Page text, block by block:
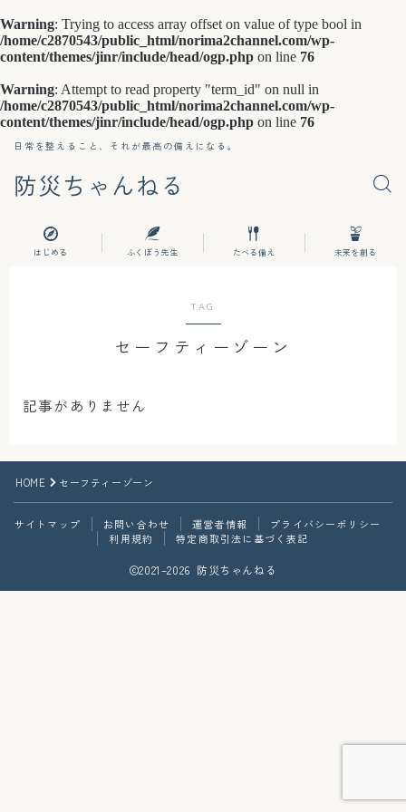
Warning: Trying to access array offset on value of type bool in
/home/c2870543/public_html/norima2channel.com/wp-
content/themes/jinr/include/head/ogp.php on line 76
Warning: Attempt to read property "term_id" on null in
/home/c2870543/public_html/norima2channel.com/wp-
content/themes/jinr/include/head/ogp.php on line 76
防災ちゃんねる
日常を整えること、それが最高の備えになる。
はじめる ふくぼう先生 たべる備え 未来を創る
TAG
セーフティーゾーン
記事がありません
HOME セーフティーゾーン
サイトマップ お問い合わせ 運営者情報
プライバシーポリシー
利用規約
特定商取引法に基づく表記
2021–2026 防災ちゃんねる